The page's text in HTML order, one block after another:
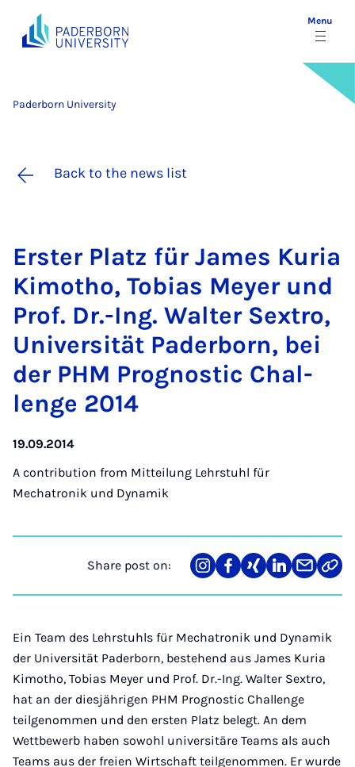
Menu
Paderborn University
Back to the news list
Er­ster Platz für James Kur­ia
Kimotho, To­bi­as Mey­er und
Prof. Dr.-Ing. Wal­ter Sex­tro,
Uni­versität Pader­born, bei
der PHM Pro­gnost­ic Chal­
lenge 2014
19.09.2014
A contribution from Mitteilung Lehrstuhl für
Mechatronik und Dynamik
Share post on:
Share
on
Teilen
auf
Teilen
auf
Teilen
auf
Teilen
über
Mail
Link
Ein Team des Lehrstuhls für Mechatronik und Dynamik
der Universität Paderborn, bestehend aus James Kuria
Kimotho, Tobias Meyer und Prof. Dr.-Ing. Walter Sextro,
hat an der diesjährigen PHM Prognostic Challenge
teilgenommen und den ersten Platz belegt. An dem
Wettbewerb haben sowohl universitäre Teams als auch
Teams aus der freien Wirtschaft teilgenommen. Er wurde